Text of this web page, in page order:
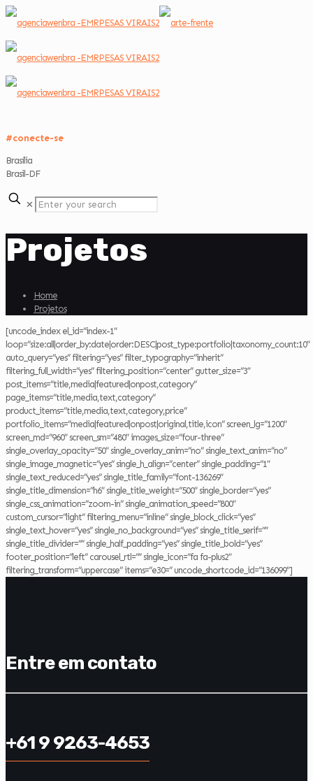
#conecte-se
Brasília
Brasil-DF
✕
Projetos
Home
Projetos
[uncode_index el_id=”index-1″
loop=”size:all|order_by:date|order:DESC|post_type:portfolio|taxonomy_count:10″
auto_query=”yes” filtering=”yes” filter_typography=”inherit”
filtering_full_width=”yes” filtering_position=”center” gutter_size=”3″
post_items=”title,media|featured|onpost,category”
page_items=”title,media,text,category”
product_items=”title,media,text,category,price”
portfolio_items=”media|featured|onpost|original,title,icon” screen_lg=”1200″
screen_md=”960″ screen_sm=”480″ images_size=”four-three”
single_overlay_opacity=”50″ single_overlay_anim=”no” single_text_anim=”no”
single_image_magnetic=”yes” single_h_align=”center” single_padding=”1″
single_text_reduced=”yes” single_title_family=”font-136269″
single_title_dimension=”h6″ single_title_weight=”500″ single_border=”yes”
single_css_animation=”zoom-in” single_animation_speed=”800″
custom_cursor=”light” filtering_menu=”inline” single_block_click=”yes”
single_text_hover=”yes” single_no_background=”yes” single_title_serif=””
single_title_divider=”” single_half_padding=”yes” single_title_bold=”yes”
footer_position=”left” carousel_rtl=”” single_icon=”fa fa-plus2″
filtering_transform=”uppercase” items=”e30=” uncode_shortcode_id=”136099″]
Entre em contato
+61 9 9263-4653